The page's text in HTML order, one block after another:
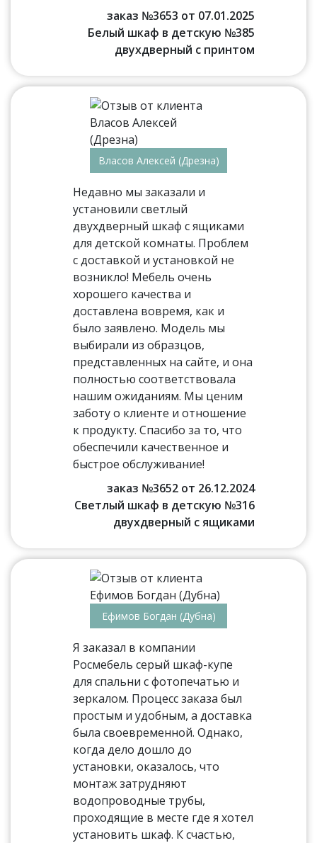
заказ №3653 от 07.01.2025
Белый шкаф в детскую №385
двухдверный с принтом
Власов Алексей (Дрезна)
Недавно мы заказали и
установили светлый
двухдверный шкаф с ящиками
для детской комнаты. Проблем
с доставкой и установкой не
возникло! Мебель очень
хорошего качества и
доставлена вовремя, как и
было заявлено. Модель мы
выбирали из образцов,
представленных на сайте, и она
полностью соответствовала
нашим ожиданиям. Мы ценим
заботу о клиенте и отношение
к продукту. Спасибо за то, что
обеспечили качественное и
быстрое обслуживание!
заказ №3652 от 26.12.2024
Светлый шкаф в детскую №316
двухдверный с ящиками
Ефимов Богдан (Дубна)
Я заказал в компании
Росмебель серый шкаф-купе
для спальни с фотопечатью и
зеркалом. Процесс заказа был
простым и удобным, а доставка
была своевременной. Однако,
когда дело дошло до
установки, оказалось, что
монтаж затрудняют
водопроводные трубы,
проходящие в месте где я хотел
установить шкаф. К счастью,